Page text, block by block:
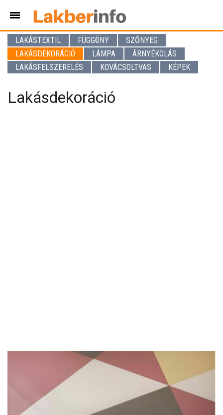
LAKÁSTEXTIL FÜGGÖNY
SZŐNYEG
LAKÁSDEKORÁCIÓ
LÁMPA
ÁRNYÉKOLÁS
LAKÁSFELSZERELÉS
KOVÁCSOLTVAS KÉPEK
Lakásdekoráció